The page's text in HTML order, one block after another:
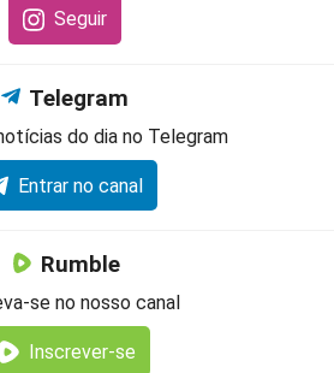
Seguir
Telegram
do dia no Telegram
Entrar no canal
Rumble
se no nosso canal
Inscrever-se